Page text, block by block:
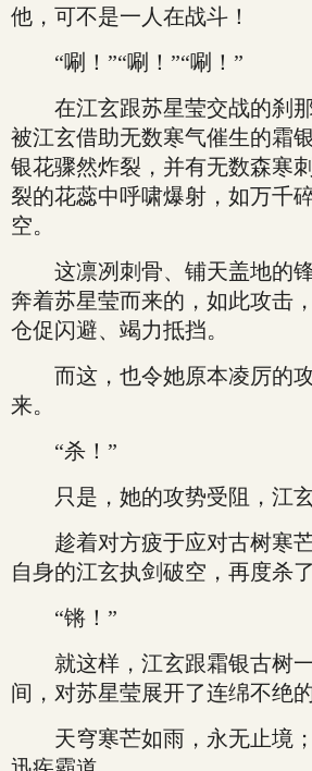
他，可不是一人在战斗！
“唰！”“唰！”“唰！”
在江玄跟苏星莹交战的刹那
被江玄借助无数寒气催生的霜
银花骤然炸裂，并有无数森寒
裂的花蕊中呼啸爆射，如万千
空。
这凛冽刺骨、铺天盖地的锋
奔着苏星莹而来的，如此攻击
仓促闪避、竭力抵挡。
而这，也令她原本凌厉的攻
来。
“杀！”
只是，她的攻势受阻，江玄
趁着对方疲于应对古树寒芒
自身的江玄执剑破空，再度杀
“锵！”
就这样，江玄跟霜银古树一
间，对苏星莹展开了连绵不绝
天穹寒芒如雨，永无止境；